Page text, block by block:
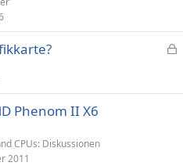
p
Phenom II X6
CPUs: Diskussionen
2011